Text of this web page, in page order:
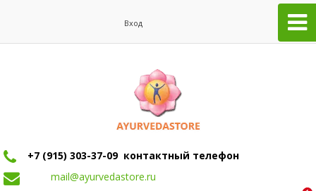
Вход
+7 (915) 303-37-09 контактный телефон
mail@ayurvedastore.ru